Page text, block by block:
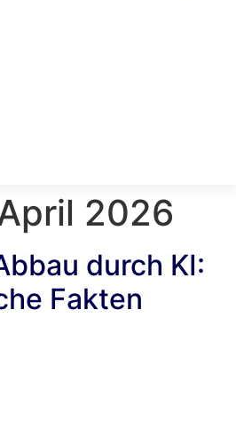
2026
durch KI:
Fakten